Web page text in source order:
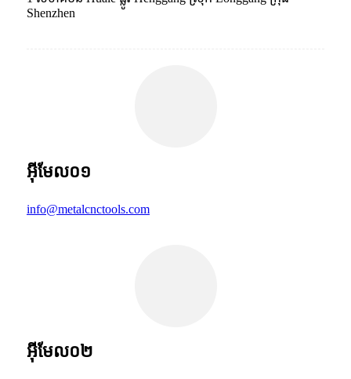
Shenzhen
អ៊ីមែល០១
info@metalcnctools.com
អ៊ីមែល០២